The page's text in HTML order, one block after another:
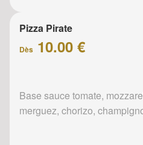
Pizza Pirate
Dès 10.00 €
Base sauce tomate,
merguez, chorizo,